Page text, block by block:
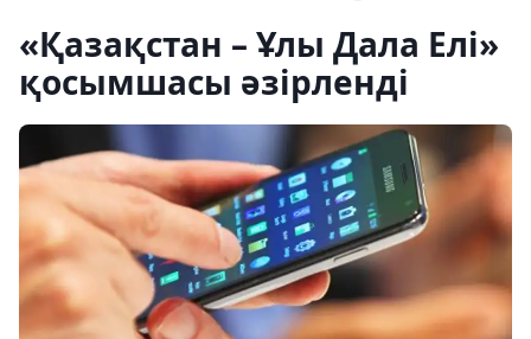
«Қазақстан – Ұлы Дала Елі»
қосымшасы әзірленді